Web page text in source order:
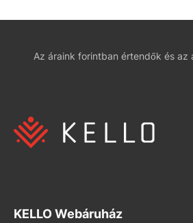
Az áraink forintban értendők és az
KELLO Webáruház